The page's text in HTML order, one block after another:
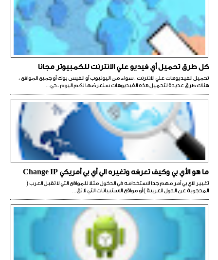
كل طرق تحميل أي فيديو علي الانترنت للكمبيوتر مجانا
تحميل الفيديوهات علي الانترنت ، سواء من اليوتيوب أو الفيس بوك أو جميع المواقع ،
هناك طرق عديدة لتحميل هذه الفيديوهات سنعرضها لكم اليوم ، حي...
ما هو الأي بي وكيف تعرفه وتغيره الي أي بي أمريكي Change IP
تغيير الاي بي أمر مهم جدا لاستخدامه في الدخول مثلا للمواقع التي لا تقبل العرب (
المحجوبة عن الدول العربية ) أو مواقع الاستبيانات التي لا تق...